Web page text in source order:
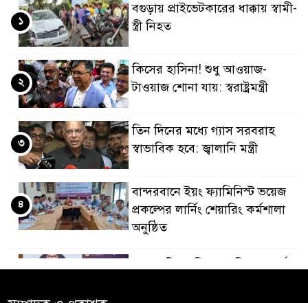
বগুড়ায় প্রাইভেটকারের ধাক্কায় স্বামী-
স্ত্রী নিহত
১
কিসের হাসিনা! শুধু আওয়াজ-
টাওয়াজ শোনা যায়: স্বরাষ্ট্রমন্ত্রী
২
তিন দিনের মধ্যে গ্যাস সরবরাহ
স্বাভাবিক হবে: জ্বালানি মন্ত্রী
৩
বান্দরবানে ইয়ং ফ্যামিনিস্ট ভয়েজ
প্রকল্পের লার্নিং শেয়ারিং কর্মশালা
অনুষ্ঠিত
৪